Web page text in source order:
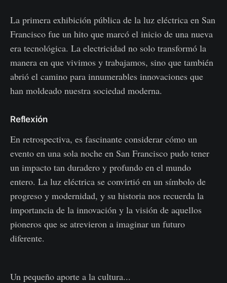
La primera exhibición pública de la luz eléctrica en San
Francisco fue un hito que marcó el inicio de una nueva
era tecnológica. La electricidad no solo transformó la
manera en que vivimos y trabajamos, sino que también
abrió el camino para innumerables innovaciones que
han moldeado nuestra sociedad moderna.
Reflexión
En retrospectiva, es fascinante considerar cómo un
evento en una sola noche en San Francisco pudo tener
un impacto tan duradero y profundo en el mundo
entero. La luz eléctrica se convirtió en un símbolo de
progreso y modernidad, y su historia nos recuerda la
importancia de la innovación y la visión de aquellos
pioneros que se atrevieron a imaginar un futuro
diferente.
Un pequeño aporte a la cultura...